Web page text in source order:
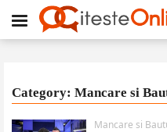
Category: Mancare si
Mancare si